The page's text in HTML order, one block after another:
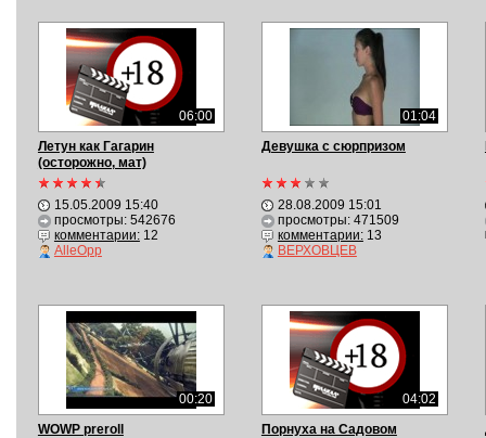
06:00
Летун как Гагарин
(осторожно, мат)
15.05.2009 15:40
просмотры: 542676
комментарии:12
AlleOpp
01:04
Девушка с сюрпризом
28.08.2009 15:01
просмотры: 471509
комментарии:13
ВЕРХОВЦЕВ
00:20
WOWP preroll
04:02
Порнуха на Садовом